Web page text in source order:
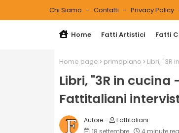
Chi Siamo Contatti Privacy Policy
Home Fatti Artistici Fatti
Home page primopiano Libri, "3R
Libri, "3R in cucina
Fattitaliani
Fattitaliani
18 settembre
4 minute